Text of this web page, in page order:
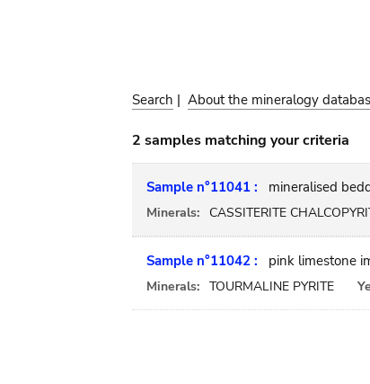
Search | About the mineralogy
2 samples matching your criteria
Sample n°11041 : mineralised
Minerals: CASSITERITE
Sample n°11042 : pink limestone
Minerals: TOURMALINE PYRITE